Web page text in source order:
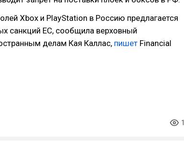
Xbox и PlayStation в Россию предлагается
санкций ЕС, сообщила верховный
делам Кая Каллас, пишет Financial